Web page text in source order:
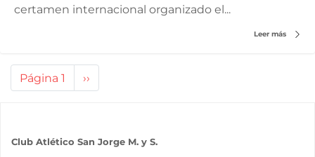
certamen internacional organizado el...
Leer más
Paginación
Página 1
Siguiente
página
››
Club Atlético San Jorge M. y S.